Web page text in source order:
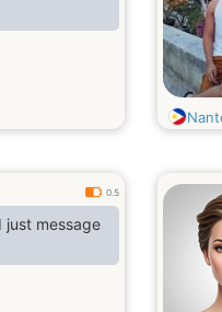
0.5
just message